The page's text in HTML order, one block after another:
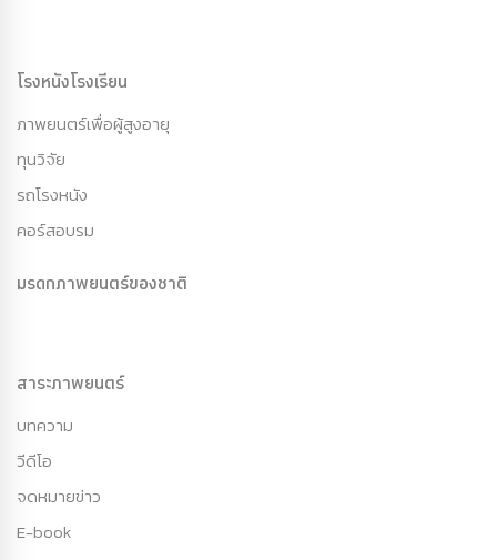
โรงหนังโรงเรียน
ภาพยนตร์เพื่อผู้สูงอายุ
ทุนวิจัย
รถโรงหนัง
คอร์สอบรม
มรดกภาพยนตร์ของชาติ
สาระภาพยนตร์
บทความ
วีดีโอ
จดหมายข่าว
E-book